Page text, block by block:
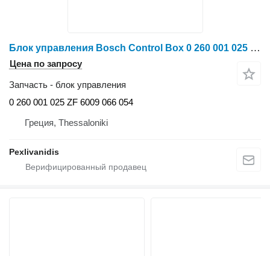
Блок управления Bosch Control Box 0 260 001 025 для трактора колесного Deutz-Fahr
Цена по запросу
Запчасть - блок управления
0 260 001 025 ZF 6009 066 054
Греция, Thessaloniki
Pexlivanidis